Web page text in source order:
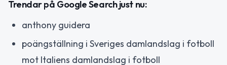
Trendar på Google Search just nu:
anthony guidera
poängställning i Sveriges damlandslag i fotboll
mot Italiens damlandslag i fotboll